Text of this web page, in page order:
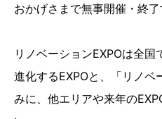
おかげさまで無事開催・終了
リノベーションEXPOは全国
進化するEXPOと、「リノベ
みに、他エリアや来年の